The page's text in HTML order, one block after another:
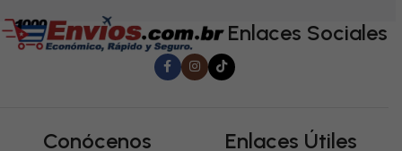
Enlaces Sociales
Conócenos Enlaces Útiles